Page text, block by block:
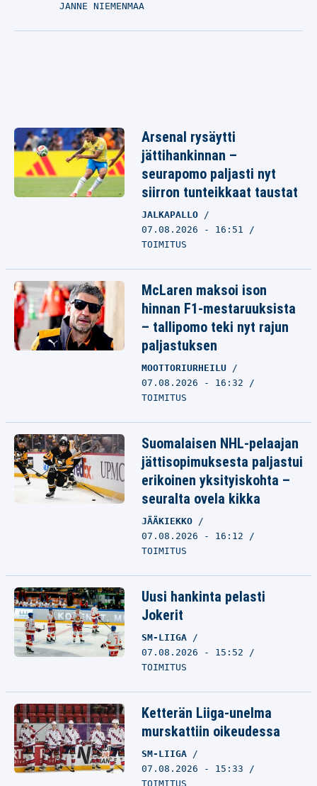
JANNE NIEMENMAA
Arsenal rysäytti
jättihankinnan –
seurapomo paljasti nyt
siirron tunteikkaat taustat
JALKAPALLO
07.08.2026 - 16:51
TOIMITUS
McLaren maksoi ison
hinnan F1-mestaruuksista
– tallipomo teki nyt rajun
paljastuksen
MOOTTORIURHEILU
07.08.2026 - 16:32
TOIMITUS
Suomalaisen NHL-pelaajan
jättisopimuksesta paljastui
erikoinen yksityiskohta –
seuralta ovela kikka
JÄÄKIEKKO
07.08.2026 - 16:12
TOIMITUS
Uusi hankinta pelasti
Jokerit
SM-LIIGA
07.08.2026 - 15:52
TOIMITUS
Ketterän Liiga-unelma
murskattiin oikeudessa
SM-LIIGA
07.08.2026 - 15:33
TOIMITUS